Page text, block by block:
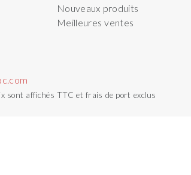
Nouveaux produits
Meilleures ventes
sont affichés TTC et frais de port exclus